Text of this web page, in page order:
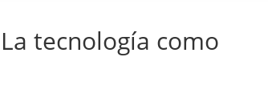
tecnología como